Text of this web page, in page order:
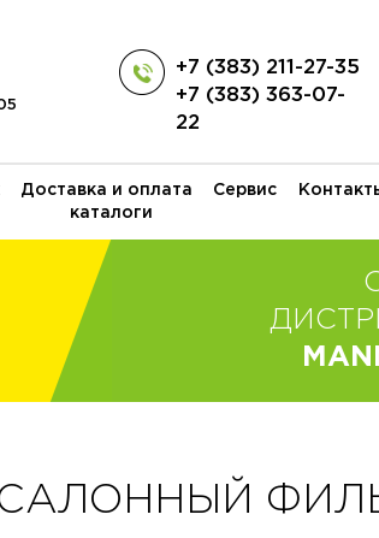
+7 (383) 211-27-35
+7 (383) 363-07-
22
Доставка и оплата Сервис
каталоги